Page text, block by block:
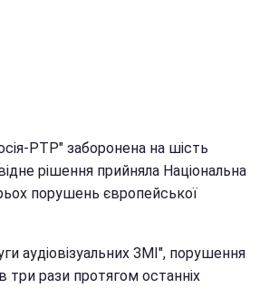
РТР" заборонена на шість
рішення прийняла Національна
порушень європейської
аудіовізуальних ЗМІ", порушення
три рази протягом останніх